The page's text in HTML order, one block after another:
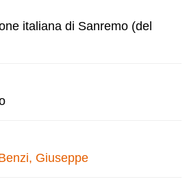
italiana di Sanremo (del
Giuseppe